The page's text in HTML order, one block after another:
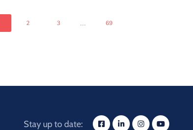
2 3 ... 69
Stay up to date: